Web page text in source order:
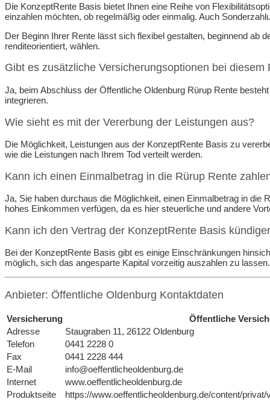
Die KonzeptRente Basis bietet Ihnen eine Reihe von
einzahlen möchten, ob regelmäßig oder einmalig. Auch
Der Beginn Ihrer Rente lässt sich flexibel gestalten, beginnend ab
renditeorientiert, wählen.
Gibt es zusätzliche Versicherungsoptionen bei diesem
Ja, beim Abschluss der Öffentliche Oldenburg Rürup Rente
integrieren.
Wie sieht es mit der Vererbung der Leistungen aus?
Die Möglichkeit, Leistungen aus der KonzeptRente Basis zu
wie die Leistungen nach Ihrem Tod verteilt werden.
Kann ich einen Einmalbetrag in die Rürup Rente
Ja, Sie haben durchaus die Möglichkeit, einen Einmalbetrag in
hohes Einkommen verfügen, da es hier steuerliche und andere
Kann ich den Vertrag der KonzeptRente Basis
Bei der KonzeptRente Basis gibt es einige Einschränkungen
möglich, sich das angesparte Kapital vorzeitig auszahlen zu lassen.
Anbieter: Öffentliche Oldenburg Kontaktdaten
Versicherung
Öffentliche
Adresse
Staugraben 11, 26122 Oldenburg
Telefon
0441 2228 0
Fax
0441 2228 444
E-Mail
info@oeffentlicheoldenburg.de
Internet
www.oeffentlicheoldenburg.de
Produktseite
https://www.oeffentlicheoldenburg.de/content/